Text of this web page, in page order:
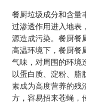
餐厨垃圾成分和含量
过渗透作用进入地表
源造成污染。餐厨餐
高温环境下，餐厨餐
气味，对周围的环境
以蛋白质、淀粉、脂
素成为高度营养的残
方，容易招来苍蝇，